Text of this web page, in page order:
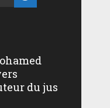
du jus